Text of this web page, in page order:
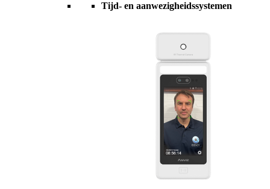
Tijd- en aanwezigheidssystemen